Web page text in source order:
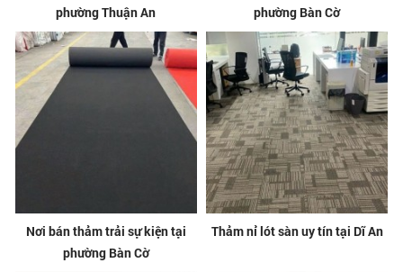
phường Thuận An
phường Bàn Cờ
Nơi bán thảm trải sự kiện tại
phường Bàn Cờ
Thảm nỉ lót sàn uy tín tại Dĩ An